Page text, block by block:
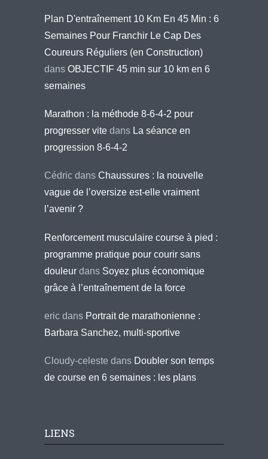
Plan D'entraînement 10 Km En 45 Min : 6
Semaines Pour Franchir Le Cap Des
Coureurs Réguliers (en Construction)
dans OBJECTIF 45 min sur 10 km en 6
semaines
Marathon : la méthode 8-6-4-2 pour
progresser vite dans La séance en
progression 8-6-4-2
Cédric dans Chaussures : la nouvelle
vague de l’oversize est-elle vraiment
l’avenir ?
Renforcement musculaire course à pied :
programme pratique pour courir sans
douleur dans Soyez plus économique
grâce à l’entraînement de la force
eric dans Portrait de marathonienne :
Barbara Sanchez, multi-sportive
Cloudy-celeste dans Doubler son temps
de course en 6 semaines : les plans
LIENS